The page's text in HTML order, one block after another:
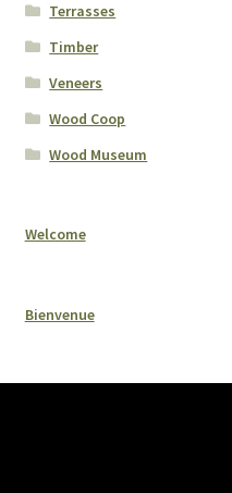
Terrasses
Timber
Veneers
Wood Coop
Wood Museum
Welcome
Bienvenue